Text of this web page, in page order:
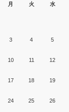
月
火 水
3 4 5
10 11 12
17 18 19
24 25 26